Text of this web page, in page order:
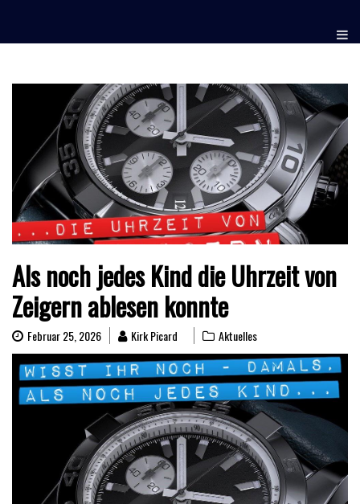
content
Als noch jedes Kind die Uhrzeit von
Zeigern ablesen konnte
Februar 25, 2026 Kirk Picard Aktuelles